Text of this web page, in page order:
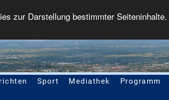
zur Darstellung bestimmter Seiteninhalte.
Sport Mediathek Programm